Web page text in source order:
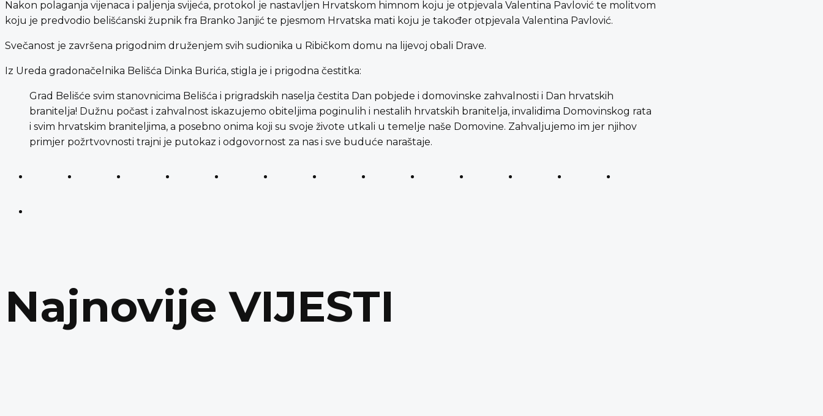
Nakon polaganja vijenaca i paljenja svijeća, protokol je nastavljen Hrvatskom himnom koju je otpjevala Valentina Pavlović te molitvom
koju je predvodio belišćanski župnik fra Branko Janjić te pjesmom Hrvatska mati koju je također otpjevala Valentina Pavlović.
Svečanost je završena prigodnim druženjem svih sudionika u Ribičkom domu na lijevoj obali Drave.
Iz Ureda gradonačelnika Belišća Dinka Burića, stigla je i prigodna čestitka:
Grad Belišće svim stanovnicima Belišća i prigradskih naselja čestita Dan pobjede i domovinske zahvalnosti i Dan hrvatskih
branitelja! Dužnu počast i zahvalnost iskazujemo obiteljima poginulih i nestalih hrvatskih branitelja, invalidima Domovinskog rata
i svim hrvatskim braniteljima, a posebno onima koji su svoje živote utkali u temelje naše Domovine. Zahvaljujemo im jer njihov
primjer požrtvovnosti trajni je putokaz i odgovornost za nas i sve buduće naraštaje.
Najnovije VIJESTI